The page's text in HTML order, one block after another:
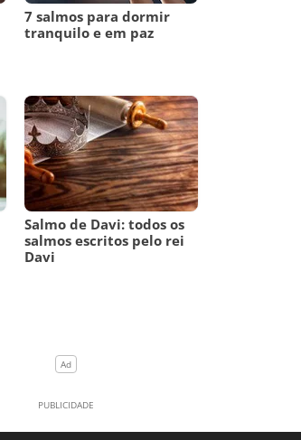
7 salmos para dormir
tranquilo e em paz
Salmo de Davi: todos os
salmos escritos pelo rei
Davi